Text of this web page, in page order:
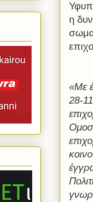
η
«Με
28-